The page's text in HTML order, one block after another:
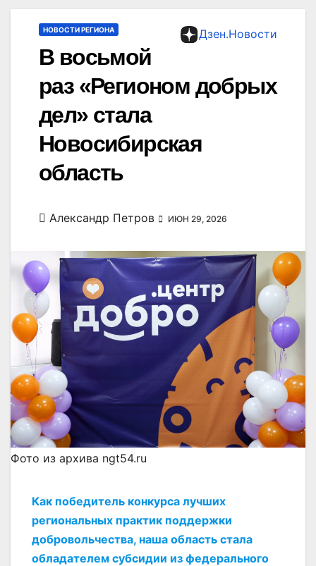
Дзен.Новости
НОВОСТИ РЕГИОНА
В восьмой
раз «Регионом добрых
дел» стала
Новосибирская
область
Александр Петров ИЮН 29, 2026
Фото из архива ngt54.ru
Как победитель конкурса лучших
региональных практик поддержки
добровольчества, наша область стала
обладателем субсидии из федерального